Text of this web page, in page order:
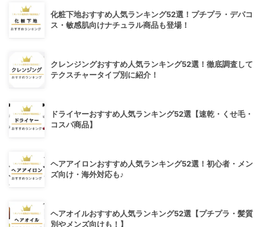
化粧下地おすすめ人気ランキング52選！プチプラ・デパコ
ス・敏感肌向けナチュラル商品も登場！
クレンジングおすすめ人気ランキング52選！徹底調査して
テクスチャータイプ別に紹介！
ドライヤーおすすめ人気ランキング52選【速乾・くせ毛・
コスパ商品】
ヘアアイロンおすすめ人気ランキング52選！初心者・メン
ズ向け・海外対応も♪
ヘアオイルおすすめ人気ランキング52選【プチプラ・髪質
別やメンズ向けも！】